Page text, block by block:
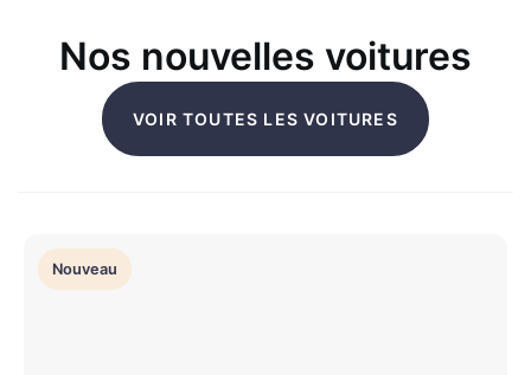
Nos nouvelles voitures
VOIR TOUTES LES VOITURES
Nouveau